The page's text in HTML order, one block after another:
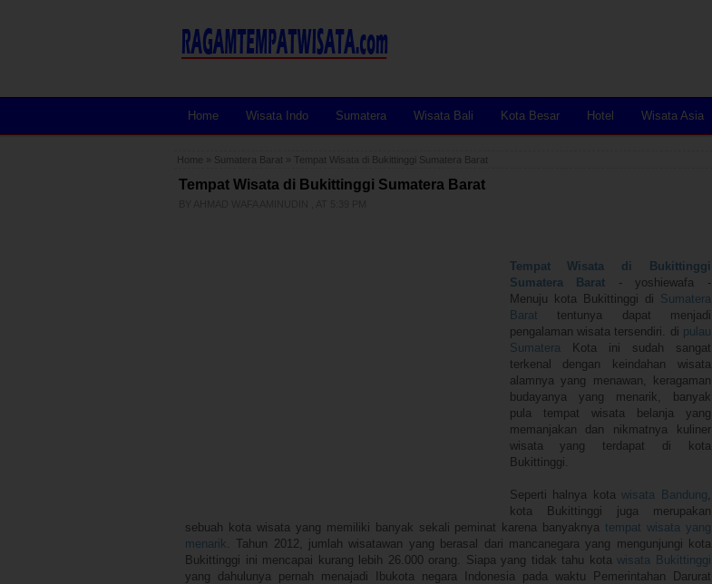
Home Wisata Indo Sumatera Wisata Bali Kota Besar Hotel Wisata Asia
Home » Sumatera Barat » Tempat Wisata di Bukittinggi Sumatera Barat
Tempat Wisata di Bukittinggi Sumatera Barat
Tempat Wisata di Bukittinggi
Sumatera Barat - yoshiewafa -
Menuju kota Bukittinggi di Sumatera
Barat tentunya dapat menjadi
pengalaman wisata tersendiri. di pulau
Sumatera Kota ini sudah sangat
terkenal dengan keindahan wisata
alamnya yang menawan, keragaman
budayanya yang menarik, banyak
pula tempat wisata belanja yang
memanjakan dan nikmatnya kuliner
wisata yang terdapat di kota
Bukittinggi.
Seperti halnya kotawisata Bandung
kota Bukittinggi juga merupakan
sebuah kota wisata yang memiliki banyak sekali peminat karena banyaknya tempat wisata yang
menarik . Tahun 2012, jumlah wisatawan yang berasal dari mancanegara yang mengunjungi kota
Bukittinggi ini mencapai kurang lebih 26.000 orang. Siapa yang tidak tahu kotawisata Bukittinggi
yang dahulunya pernah menajadi Ibukota negara Indonesia pada waktu Pemerintahan Darurat